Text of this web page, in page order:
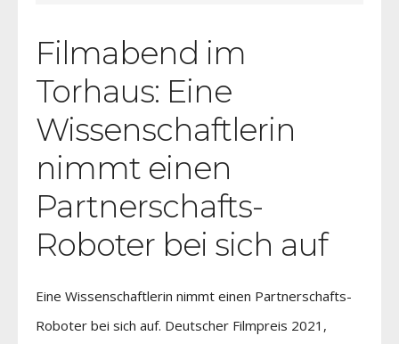
Filmabend im
Torhaus: Eine
Wissenschaftlerin
nimmt einen
Partnerschafts-
Roboter bei sich auf
Eine Wissenschaftlerin nimmt einen Partnerschafts-
Roboter bei sich auf. Deutscher Filmpreis 2021,